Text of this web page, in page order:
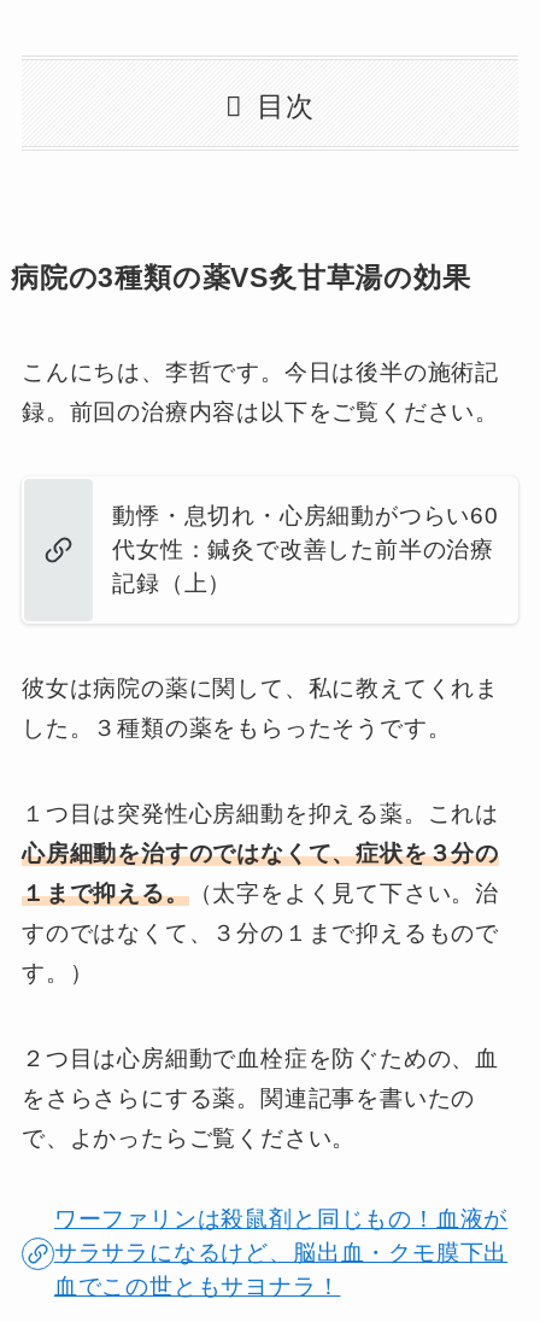
目次
病院の3種類の薬VS炙甘草湯の効果
こんにちは、李哲です。今日は後半の施術記
録。前回の治療内容は以下をご覧ください。
動悸・息切れ・心房細動がつらい60
代女性：鍼灸で改善した前半の治療
記録（上）
彼女は病院の薬に関して、私に教えてくれま
した。３種類の薬をもらったそうです。
１つ目は突発性心房細動を抑える薬。これは
心房細動を治すのではなくて、症状を３分の
１まで抑える。（太字をよく見て下さい。治
すのではなくて、３分の１まで抑えるもので
す。）
２つ目は心房細動で血栓症を防ぐための、血
をさらさらにする薬。関連記事を書いたの
で、よかったらご覧ください。
ワーファリンは殺鼠剤と同じもの！血液が
サラサラになるけど、脳出血・クモ膜下出
血でこの世ともサヨナラ！